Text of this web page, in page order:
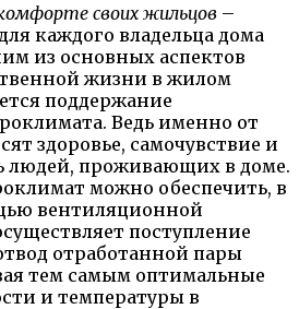
своих жильцов –
каждого владельца дома
из основных аспектов
жизни в жилом
поддержание
Ведь именно от
здоровье, самочувствие и
людей, проживающих в доме.
можно обеспечить, в
вентиляционной
поступление
отработанной пары
тем самым оптимальные
и температуры в